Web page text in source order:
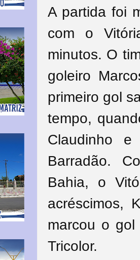
A partida foi
com o
minutos. O
goleiro
primeiro gol
tempo,
Claudinho
Barradão.
Bahia, o
acréscimos,
marcou o
Tricolor.